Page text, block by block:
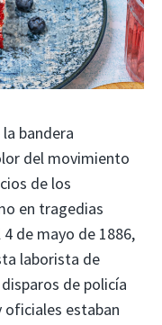
bandera
del movimiento
de los
en tragedias
de mayo de 1886,
laborista de
de policía
estaban